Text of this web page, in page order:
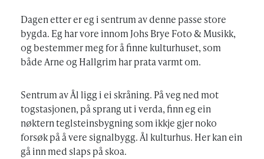
Dagen etter er eg i sentrum av denne passe store
bygda. Eg har vore innom Johs Brye Foto & Musikk,
og bestemmer meg for å finne kulturhuset, som
både Arne og Hallgrim har prata varmt om.
Sentrum av Ål ligg i ei skråning. På veg ned mot
togstasjonen, på sprang ut i verda, finn eg ein
nøktern teglsteinsbygning som ikkje gjer noko
forsøk på å vere signalbygg. Ål kulturhus. Her kan ein
gå inn med slaps på skoa.